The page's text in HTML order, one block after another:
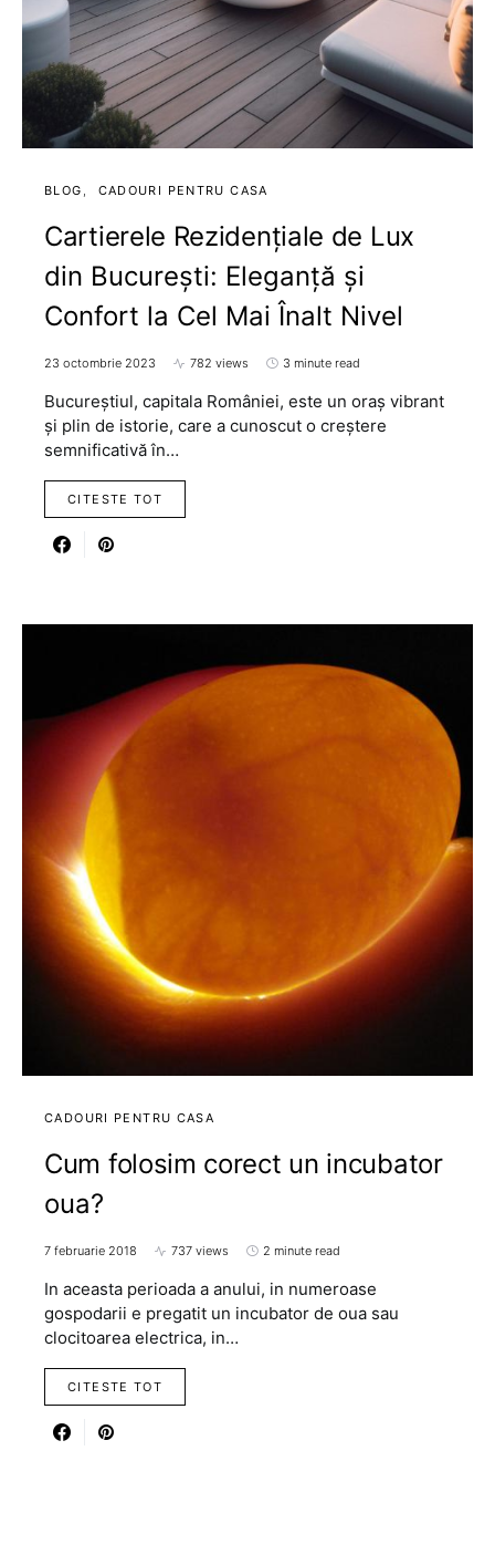
BLOG CADOURI PENTRU CASA
Cartierele Rezidențiale de Lux
din București: Eleganță și
Confort la Cel Mai Înalt Nivel
23 octombrie 2023 782 views 3 minute read
Bucureștiul, capitala României, este un oraș vibrant
și plin de istorie, care a cunoscut o creștere
semnificativă în…
CITESTE TOT
CADOURI PENTRU CASA
Cum folosim corect un incubator
oua?
7 februarie 2018 737 views 2 minute read
In aceasta perioada a anului, in numeroase
gospodarii e pregatit un incubator de oua sau
clocitoarea electrica, in…
CITESTE TOT